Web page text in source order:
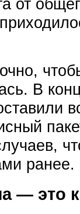
от
В
ранее.
— это